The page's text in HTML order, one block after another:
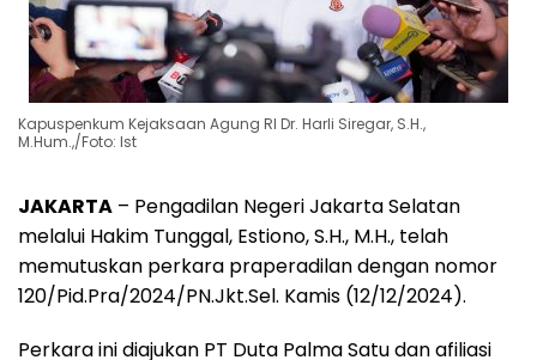
Kapuspenkum Kejaksaan Agung RI Dr. Harli Siregar, S.H.,
M.Hum.,/Foto: Ist
JAKARTA – Pengadilan Negeri Jakarta Selatan
melalui Hakim Tunggal, Estiono, S.H., M.H., telah
memutuskan perkara praperadilan dengan nomor
120/Pid.Pra/2024/PN.Jkt.Sel. Kamis (12/12/2024).
Perkara ini diajukan PT Duta Palma Satu dan afiliasi